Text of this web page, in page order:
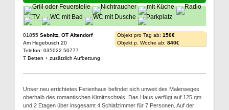
01855 Sebnitz, OT Altendorf
Am Hegebusch 20
Telefon: 035022 50777
7 Betten + zusätzlich Aufbettung
Objekt pro Tag ab: 150€
Objekt p. Woche ab: 840€
Unser neu errichtetes Ferienhaus befindet sich unweit des Malerweges
oberhalb des romantischen Kirnitzschtals. Das Haus verfügt auf 125 qm
und 2 Etagen über insgesamt 4 Schlafzimmer für 7 Personen. Auf der